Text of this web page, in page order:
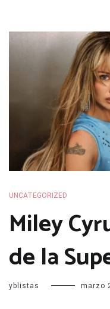
UNCATEGORIZED
Miley
de la
yblistas marzo